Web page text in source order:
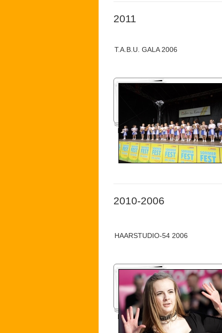
2011
T.A.B.U. GALA 2006
Konsumfest 2011
2010-2006
HAARSTUDIO-54 2006
Haus-Garten-Freizeit Messe